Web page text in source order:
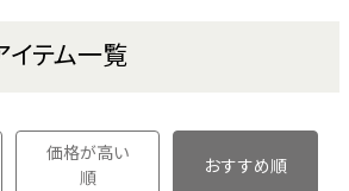
テム一覧
価格が高い
順
おすすめ順